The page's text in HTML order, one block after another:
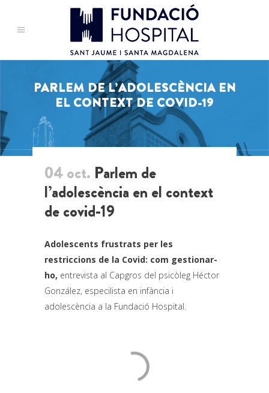
PARLEM DE L’ADOLESCÈNCIA EN
EL CONTEXT DE COVID-19
04 oct. Parlem de
l’adolescència en el context
de covid-19
Adolescents frustrats per les
restriccions de la Covid: com gestionar-
ho, entrevista al Capgros del psicòleg Héctor
González, especilista en infància i
adolescència a la Fundació Hospital.